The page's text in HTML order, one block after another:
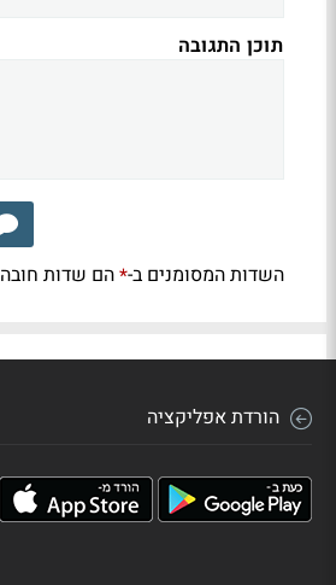
תוכן התגובה
השדות המסומנים ב-*הם שדות חובה
הורדת אפליקציה